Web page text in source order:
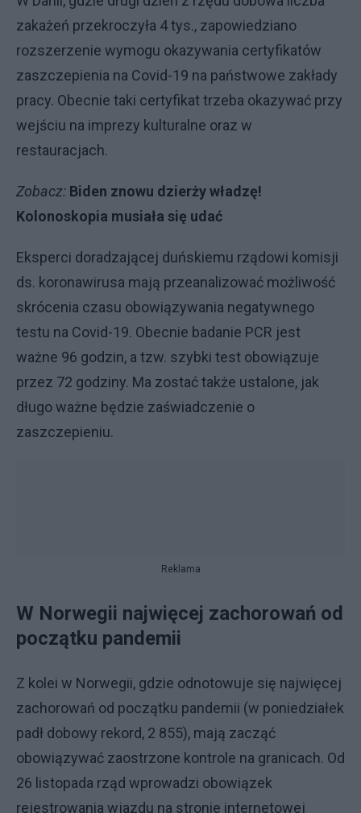
zakażeń przekroczyła 4 tys., zapowiedziano
rozszerzenie wymogu okazywania certyfikatów
zaszczepienia na Covid-19 na państwowe zakłady
pracy. Obecnie taki certyfikat trzeba okazywać przy
wejściu na imprezy kulturalne oraz w
restauracjach.
Zobacz: Biden znowu dzierży władzę!
Kolonoskopia musiała się udać
Eksperci doradzającej duńskiemu rządowi komisji
ds. koronawirusa mają przeanalizować możliwość
skrócenia czasu obowiązywania negatywnego
testu na Covid-19. Obecnie badanie PCR jest
ważne 96 godzin, a tzw. szybki test obowiązuje
przez 72 godziny. Ma zostać także ustalone, jak
długo ważne będzie zaświadczenie o
zaszczepieniu.
Reklama
W Norwegii najwięcej zachorowań od
początku pandemii
Z kolei w Norwegii, gdzie odnotowuje się najwięcej
zachorowań od początku pandemii (w poniedziałek
padł dobowy rekord, 2 855), mają zacząć
obowiązywać zaostrzone kontrole na granicach. Od
26 listopada rząd wprowadzi obowiązek
rejestrowania wjazdu na stronie internetowej